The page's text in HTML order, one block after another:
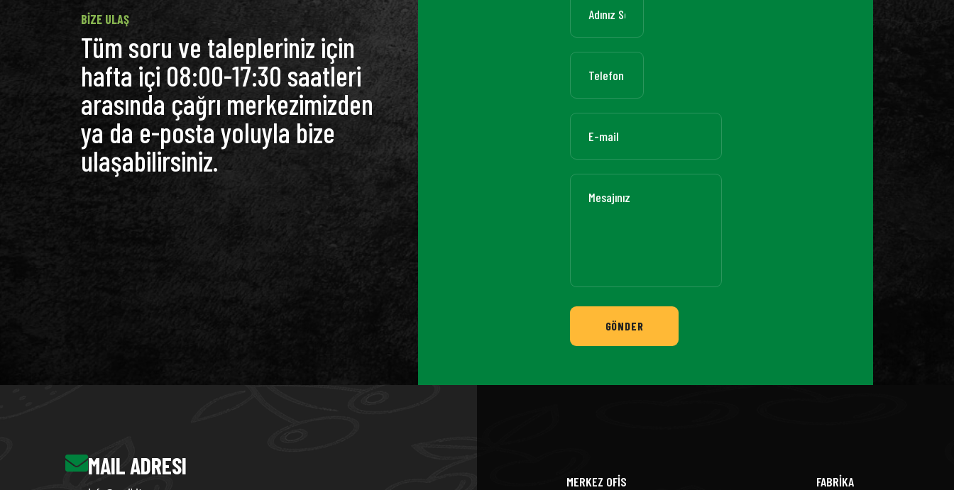
BIZE ULAŞ
Tüm soru ve talepleriniz için
hafta içi 08:00-17:30 saatleri
arasında çağrı merkezimizden
ya da e-posta yoluyla bize
ulaşabilirsiniz.
GÖNDER
MAIL ADRESI
MERKEZ OFİS FABRİKA